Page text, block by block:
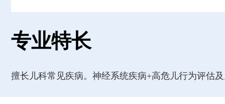
专业特长
擅长儿科常见疾病。神经系统疾病+高危儿行为评估